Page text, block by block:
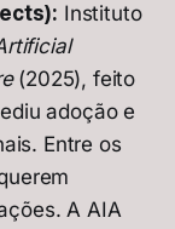
Instituto
(2025), feito
adoção e
Entre os
A AIA